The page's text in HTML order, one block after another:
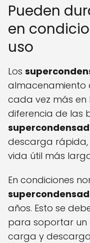
Pueden
en
uso
Los
almacenamiento
cada vez más en
diferencia de las
descarga rápida,
vida útil más
En condiciones
años. Esto se
para soportar un
carga y